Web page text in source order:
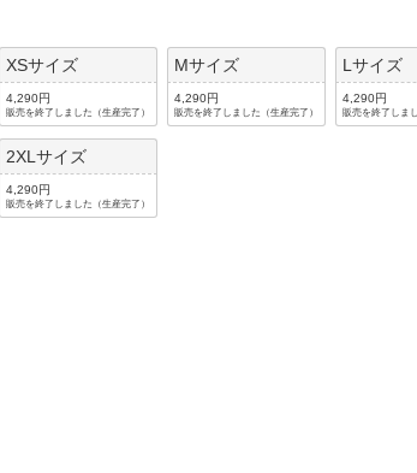
XSサイズ
4,290円
販売を終了しました（生産完了）
Mサイズ
4,290円
販売を終了しました（生産完了）
Lサイズ
4,290円
販売を終了しま
2XLサイズ
4,290円
販売を終了しました（生産完了）